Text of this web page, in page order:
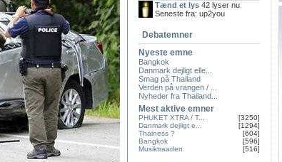
Tænd et lys 42 lyser nu
Seneste fra: up2you
Debatemner
Nyeste emne
Bangkok
Danmark dejligt elle...
Smag på Thailand
Verden på vrangen / ...
Nyheder fra Thailand...
Mest aktive emner
PHUKET XTRA / T...
[3250]
Danmark dejligt e...
[1294]
Thainess ?
[604]
Bangkok
[596]
Musiktraaden
[516]